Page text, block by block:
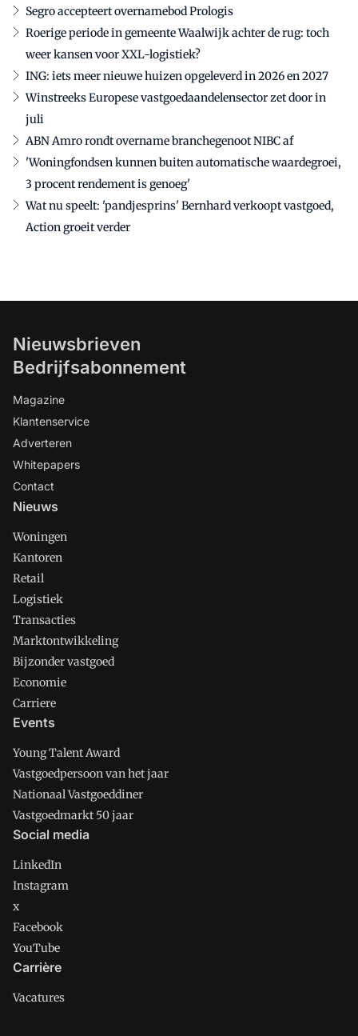
Segro accepteert overnamebod Prologis
Roerige periode in gemeente Waalwijk achter de rug: toch
weer kansen voor XXL-logistiek?
ING: iets meer nieuwe huizen opgeleverd in 2026 en 2027
Winstreeks Europese vastgoedaandelensector zet door in
juli
ABN Amro rondt overname branchegenoot NIBC af
'Woningfondsen kunnen buiten automatische waardegroei,
3 procent rendement is genoeg'
Wat nu speelt: 'pandjesprins' Bernhard verkoopt vastgoed,
Action groeit verder
Nieuwsbrieven
Bedrijfsabonnement
Magazine
Klantenservice
Adverteren
Whitepapers
Contact
Nieuws
Woningen
Kantoren
Retail
Logistiek
Transacties
Marktontwikkeling
Bijzonder vastgoed
Economie
Carriere
Events
Young Talent Award
Vastgoedpersoon van het jaar
Nationaal Vastgoeddiner
Vastgoedmarkt 50 jaar
Social media
LinkedIn
Instagram
x
Facebook
YouTube
Carrière
Vacatures